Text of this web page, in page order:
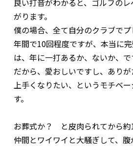
良い打音がわかると、ゴルフの
がります。
僕の場合、全て自分のクラブでプ
年間で10回程度ですが、本当に
は、年に一打あるか、ないか、で
だから、愛おしいですし、あり
上手くなりたい、というモチベ
す。
お葬式か？ と皮肉られてから約
仲間とワイワイと大騒ぎして、